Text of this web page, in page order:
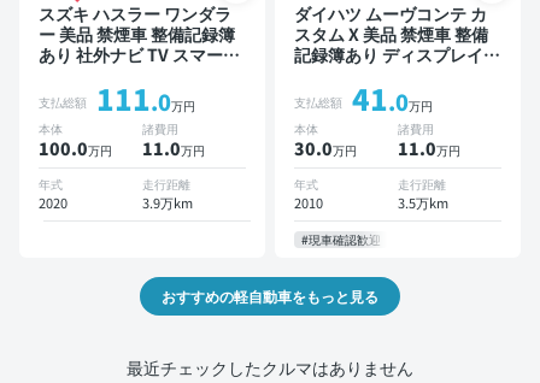
スズキ ハスラー ワンダラ
ー 美品 禁煙車 整備記録簿
あり 社外ナビ TV スマート
ドライブレコーダー
支払総額 111.0万円
本体
100.0万円
諸費用
11.0万円
年式
2020
走行距離
3.9万km
ダイハツ ムーヴコンテ カ
スタム X 美品 禁煙車 整備
記録簿あり ディスプレイオ
ETC
支払総額 41.0万円
本体
30.0万円
諸費用
11.0万円
年式
2010
走行距離
3.5万km
#現車確認歓迎
おすすめの軽自動車をもっと見る
最近チェックしたクルマはありません